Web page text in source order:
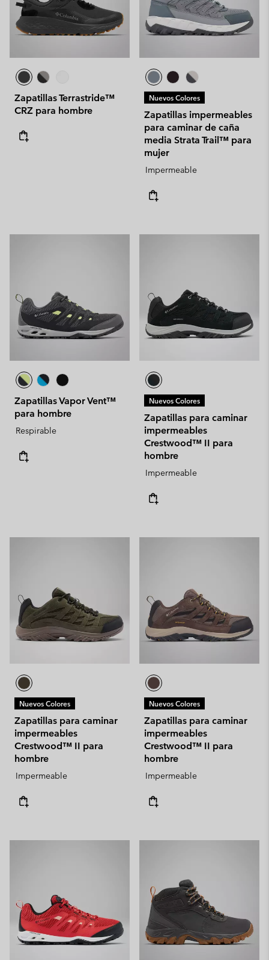
Zapatillas Terrastride™
CRZ para hombre
Nuevos Colores
Zapatillas impermeables
para caminar de caña
media Strata Trail™ para
mujer
Impermeable
Zapatillas Vapor Vent™
para hombre
Respirable
Nuevos Colores
Zapatillas para caminar
impermeables
Crestwood™ II para
hombre
Impermeable
Nuevos Colores
Zapatillas para caminar
impermeables
Crestwood™ II para
hombre
Impermeable
Nuevos Colores
Zapatillas para caminar
impermeables
Crestwood™ II para
hombre
Impermeable